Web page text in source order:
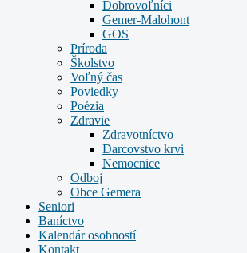
Dobrovoľníci
Gemer-Malohont
GOS
Príroda
Školstvo
Voľný čas
Poviedky
Poézia
Zdravie
Zdravotníctvo
Darcovstvo krvi
Nemocnice
Odboj
Obce Gemera
Seniori
Baníctvo
Kalendár osobností
Kontakt